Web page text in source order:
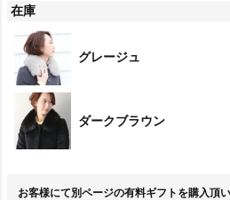
在庫
グレージュ
ダークブラウン
お客様にて別ページの有料ギフトを購入頂